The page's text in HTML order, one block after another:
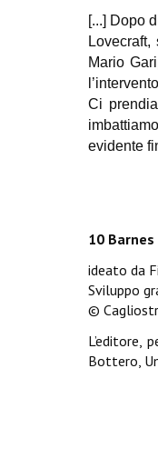
[...] Dopo
Mario
Ci
evidente
10
ideato da
Sviluppo
©
L’editore,
Bottero,